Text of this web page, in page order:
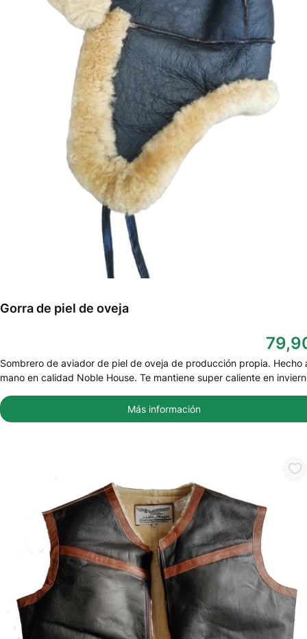
Gorra de piel de oveja
Sombrero de aviador de piel de oveja de producción propia. Hecho
mano en calidad Noble House. Te mantiene super caliente en
Más información